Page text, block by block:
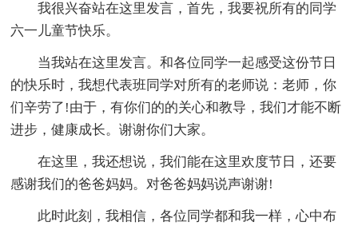
我很兴奋站在这里发言，首先，我要祝所有的同学
六一儿童节快乐。
当我站在这里发言。和各位同学一起感受这份节日
的快乐时，我想代表班同学对所有的老师说：老师，你
们辛劳了!由于，有你们的的关心和教导，我们才能不断
进步，健康成长。谢谢你们大家。
在这里，我还想说，我们能在这里欢度节日，还要
感谢我们的爸爸妈妈。对爸爸妈妈说声谢谢!
此时此刻，我相信，各位同学都和我一样，心中布